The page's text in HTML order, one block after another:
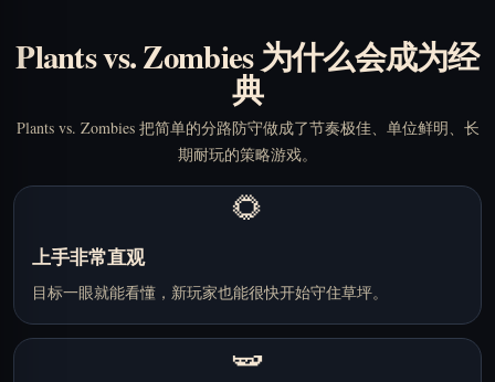
Plants vs. Zombies 为什么会成为经
典
Plants vs. Zombies 把简单的分路防守做成了节奏极佳、单位鲜明、长
期耐玩的策略游戏。
🌻
上手非常直观
目标一眼就能看懂，新玩家也能很快开始守住草坪。
🫛